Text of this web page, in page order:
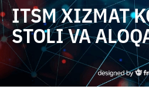
ITSM XIZMAT
STOLI VA